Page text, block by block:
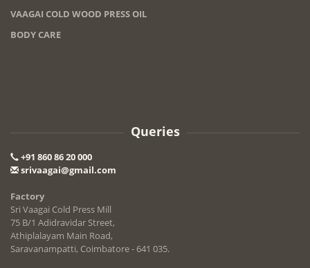
VAAGAI COLD WOOD PRESS OIL
BODY CARE
Queries
+91 860 86 20 000
srivaagai@gmail.com
Factory
Sri Vaagai Cold Press Mill
75 B/1 Adidravidar Street,
Athiplalayam Main Road,
Saravanampatti, Coimbatore - 641 035.